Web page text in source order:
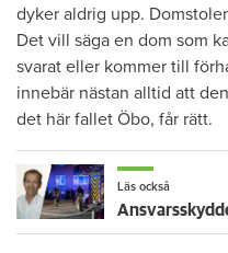
dyker aldrig upp.
Det vill säga en dom som
svarat eller kommer till
innebär nästan alltid att
det här fallet Öbo, får rätt.
Läs också